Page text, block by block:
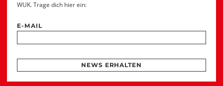
WUK. Trage dich hier ein:
E-MAIL
NEWS ERHALTEN